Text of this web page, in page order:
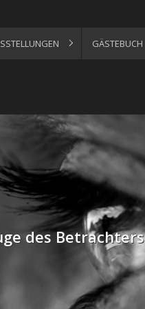
GÄSTEBUCH
des Betrachters